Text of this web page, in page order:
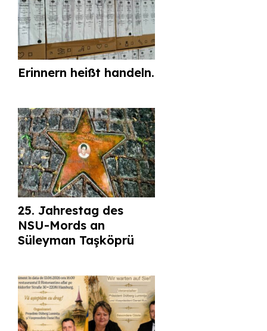
Erinnern heißt handeln.
25. Jahrestag des
NSU-Mords an
Süleyman Taşköprü